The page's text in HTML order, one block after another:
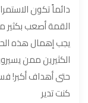
دائماً تكون
يجب إهمال هذه
الكثيرين ممن
حتى أهداف أكبر!
كنت تدير